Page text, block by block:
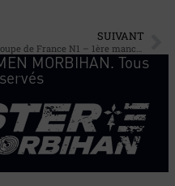
SUIVANT
Coupe de France N1 – 1ère manche à Ambert
MORBIHAN. Tous